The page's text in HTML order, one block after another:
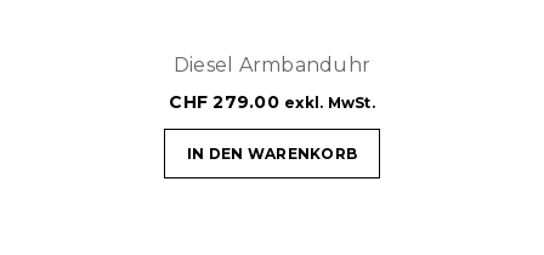
Diesel Armbanduhr
CHF 279.00 exkl. MwSt.
IN DEN WARENKORB